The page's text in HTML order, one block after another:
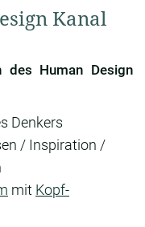
Kanal
des Human Design
Denkers
/ Inspiration /
mit Kopf-